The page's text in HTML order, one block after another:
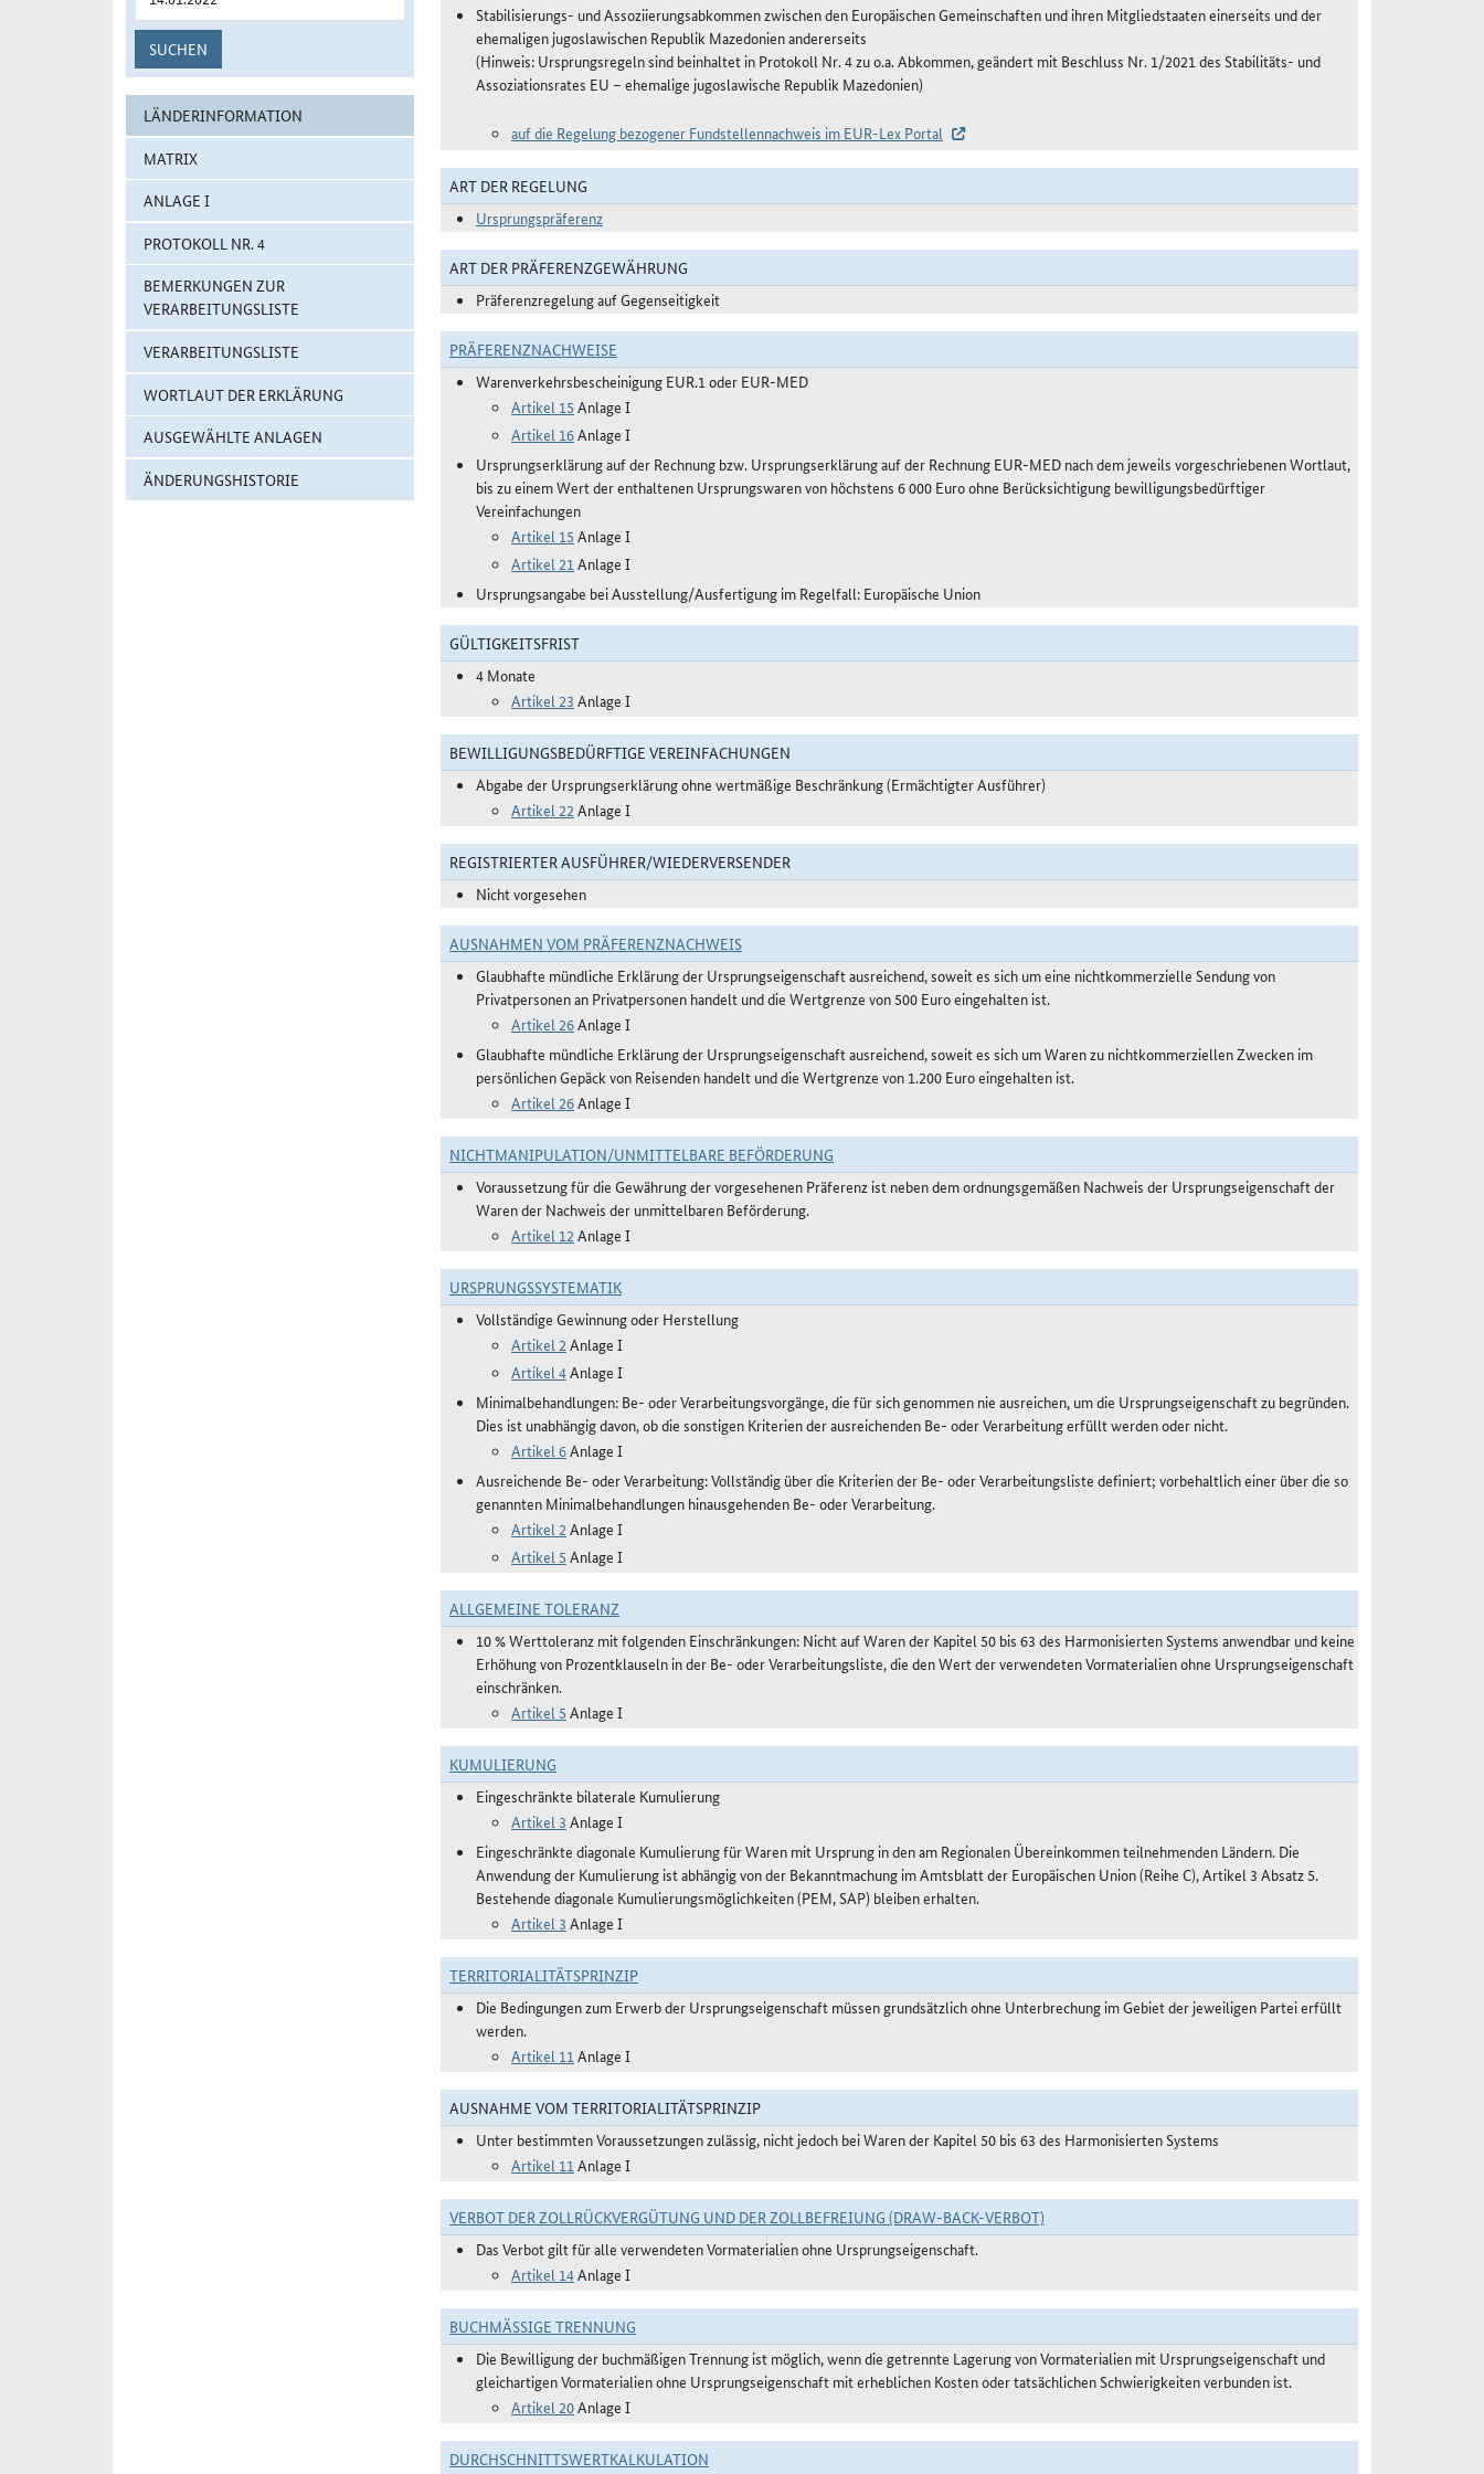
SUCHEN
LÄNDERINFORMATION
MATRIX
ANLAGE I
PROTOKOLL NR. 4
BEMERKUNGEN ZUR
VERARBEITUNGSLISTE
VERARBEITUNGSLISTE
WORTLAUT DER ERKLÄRUNG
AUSGEWÄHLTE ANLAGEN
ÄNDERUNGSHISTORIE
Stabilisierungs- und Assoziierungsabkommen zwischen den Europäischen Gemeinschaften und ihren Mitgliedstaaten einerseits und der
ehemaligen jugoslawischen Republik Mazedonien andererseits
(Hinweis: Ursprungsregeln sind beinhaltet in Protokoll Nr. 4 zu o.a. Abkommen, geändert mit Beschluss Nr. 1/2021 des Stabilitäts- und
Assoziationsrates EU – ehemalige jugoslawische Republik Mazedonien)
auf die Regelung bezogener Fundstellennachweis im EUR-Lex Portal
ART DER REGELUNG
Ursprungspräferenz
ART DER PRÄFERENZGEWÄHRUNG
Präferenzregelung auf Gegenseitigkeit
PRÄFERENZNACHWEISE
Warenverkehrsbescheinigung EUR.1 oder EUR-MED
Artikel 15 Anlage I
Artikel 16Anlage I
Ursprungserklärung auf der Rechnung bzw. Ursprungserklärung auf der Rechnung EUR-MED nach dem jeweils vorgeschriebenen Wortlaut,
bis zu einem Wert der enthaltenen Ursprungswaren von höchstens 6 000 Euro ohne Berücksichtigung bewilligungsbedürftiger
Vereinfachungen
Artikel 15 Anlage I
Artikel 21Anlage I
Ursprungsangabe bei Ausstellung/Ausfertigung im Regelfall: Europäische Union
GÜLTIGKEITSFRIST
4 Monate
Artikel 23 Anlage I
BEWILLIGUNGSBEDÜRFTIGE VEREINFACHUNGEN
Abgabe der Ursprungserklärung ohne wertmäßige Beschränkung (Ermächtigter Ausführer)
Artikel 22 Anlage I
REGISTRIERTER AUSFÜHRER/WIEDERVERSENDER
Nicht vorgesehen
AUSNAHMEN VOM PRÄFERENZNACHWEIS
Glaubhafte mündliche Erklärung der Ursprungseigenschaft ausreichend, soweit es sich um eine nichtkommerzielle Sendung von
Privatpersonen an Privatpersonen handelt und die Wertgrenze von 500 Euro eingehalten ist.
Artikel 26Anlage I
Glaubhafte mündliche Erklärung der Ursprungseigenschaft ausreichend, soweit es sich um Waren zu nichtkommerziellen Zwecken im
persönlichen Gepäck von Reisenden handelt und die Wertgrenze von 1.200 Euro eingehalten ist.
Artikel 26Anlage I
NICHTMANIPULATION/UNMITTELBARE BEFÖRDERUNG
Voraussetzung für die Gewährung der vorgesehenen Präferenz ist neben dem ordnungsgemäßen Nachweis der Ursprungseigenschaft der
Waren der Nachweis der unmittelbaren Beförderung.
Artikel 12 Anlage I
URSPRUNGSSYSTEMATIK
Vollständige Gewinnung oder Herstellung
Artikel 2 Anlage I
Artikel 4Anlage I
Minimalbehandlungen: Be- oder Verarbeitungsvorgänge, die für sich genommen nie ausreichen, um die Ursprungseigenschaft zu begründen.
Dies ist unabhängig davon, ob die sonstigen Kriterien der ausreichenden Be- oder Verarbeitung erfüllt werden oder nicht.
Artikel 6Anlage I
Ausreichende Be- oder Verarbeitung: Vollständig über die Kriterien der Be- oder Verarbeitungsliste definiert; vorbehaltlich einer über die so
genannten Minimalbehandlungen hinausgehenden Be- oder Verarbeitung.
Artikel 2 Anlage I
Artikel 5 Anlage I
ALLGEMEINE TOLERANZ
10 % Werttoleranz mit folgenden Einschränkungen: Nicht auf Waren der Kapitel 50 bis 63 des Harmonisierten Systems anwendbar und keine
Erhöhung von Prozentklauseln in der Be- oder Verarbeitungsliste, die den Wert der verwendeten Vormaterialien ohne Ursprungseigenschaft
einschränken.
Artikel 5 Anlage I
KUMULIERUNG
Eingeschränkte bilaterale Kumulierung
Artikel 3 Anlage I
Eingeschränkte diagonale Kumulierung für Waren mit Ursprung in den am Regionalen Übereinkommen teilnehmenden Ländern. Die
Anwendung der Kumulierung ist abhängig von der Bekanntmachung im Amtsblatt der Europäischen Union (Reihe C), Artikel 3 Absatz 5.
Bestehende diagonale Kumulierungsmöglichkeiten (PEM, SAP) bleiben erhalten.
Artikel 3 Anlage I
TERRITORIALITÄTSPRINZIP
Die Bedingungen zum Erwerb der Ursprungseigenschaft müssen grundsätzlich ohne Unterbrechung im Gebiet der jeweiligen Partei erfüllt
werden.
Artikel 11Anlage I
AUSNAHME VOM TERRITORIALITÄTSPRINZIP
Unter bestimmten Voraussetzungen zulässig, nicht jedoch bei Waren der Kapitel 50 bis 63 des Harmonisierten Systems
Artikel 11Anlage I
VERBOT DER ZOLLRÜCKVERGÜTUNG UND DER ZOLLBEFREIUNG (DRAW-BACK-VERBOT)
Das Verbot gilt für alle verwendeten Vormaterialien ohne Ursprungseigenschaft.
Artikel 14Anlage I
BUCHMÄSSIGE TRENNUNG
Die Bewilligung der buchmäßigen Trennung ist möglich, wenn die getrennte Lagerung von Vormaterialien mit Ursprungseigenschaft und
gleichartigen Vormaterialien ohne Ursprungseigenschaft mit erheblichen Kosten oder tatsächlichen Schwierigkeiten verbunden ist.
Artikel 20Anlage I
DURCHSCHNITTSWERTKALKULATION